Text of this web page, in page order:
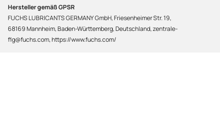
Hersteller gemäß GPSR
FUCHS LUBRICANTS GERMANY GmbH, Friesenheimer Str. 19,
68169 Mannheim, Baden-Württemberg, Deutschland, zentrale-
flg@fuchs.com, https://www.fuchs.com/